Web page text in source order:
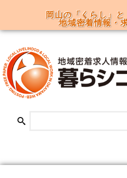
岡山の「くらし」
地域密着情報・